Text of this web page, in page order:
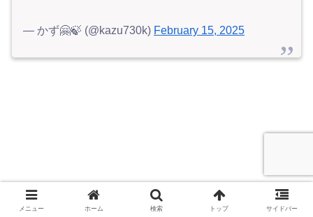
— かず🤗🍃 (@kazu730k) February 15, 2025
メニュー ホーム 検索 トップ サイドバー